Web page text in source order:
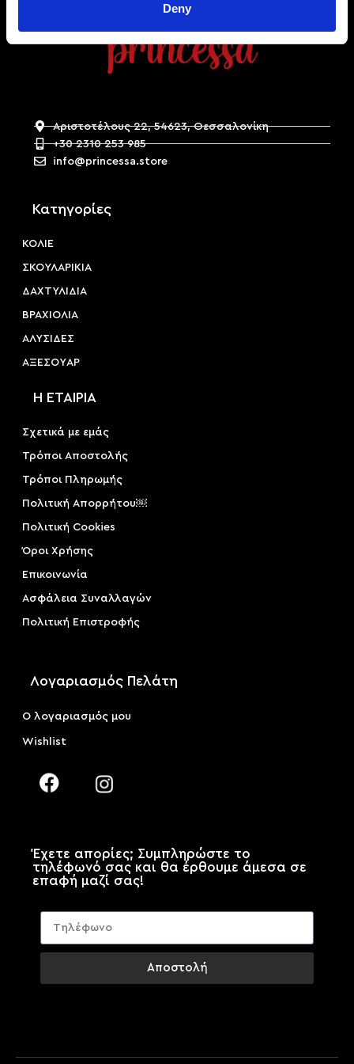
Deny
Αριστοτέλους 22, 54623, Θεσσαλονίκη
+30 2310 253 985
info@princessa.store
Κατηγορίες
ΚΟΛΙΕ
ΣΚΟΥΛΑΡΙΚΙΑ
ΔΑΧΤΥΛΙΔΙΑ
ΒΡΑΧΙΟΛΙΑ
ΑΛΥΣΙΔΕΣ
ΑΞΕΣΟΥAΡ
Η ΕΤΑΙΡΙΑ
Σχετικά με εμάς
Τρόποι Αποστολής
Τρόποι Πληρωμής
Πολιτική Απορρήτου￼
Πολιτική Cookies
Όροι Χρήσης
Επικοινωνία
Ασφάλεια Συναλλαγών
Πολιτική Επιστροφής
Λογαριασμός Πελάτη
Ο λογαριασμός μου
Wishlist
Έχετε απορίες; Συμπληρώστε το
τηλέφωνό σας και θα έρθουμε άμεσα σε
επαφή μαζί σας!
Αποστολή